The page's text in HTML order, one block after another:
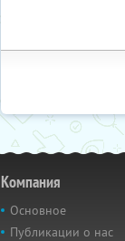
Компания
Основное
Публикации о нас